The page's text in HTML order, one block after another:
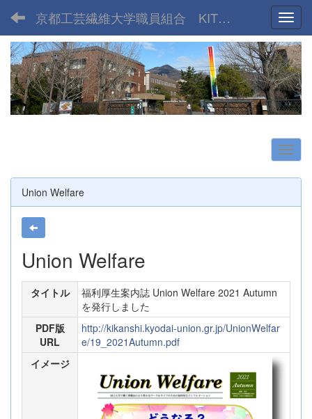
京都工芸繊維大学職員組合 KIT UNION
Union Welfare
Union Welfare
タイトル
福利厚生案内誌 Union Welfare 2021 Autumn
を発行しました
PDF版
URL
http://kikanshi.kyodai-union.gr.jp/UnionWelfar
e/19_2021Autumn.pdf
イメージ